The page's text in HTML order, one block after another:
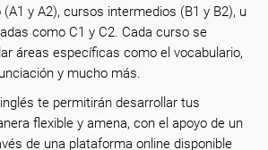
y A2), cursos intermedios (B1 y B2), u
como C1 y C2. Cada curso se
áreas específicas como el vocabulario,
y mucho más.
te permitirán desarrollar tus
flexible y amena, con el apoyo de un
de una plataforma online disponible